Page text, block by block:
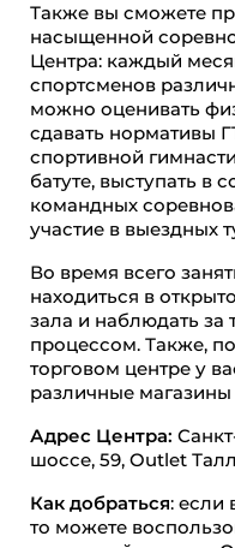
Также вы сможете
насыщенной
Центра: каждый
спортсменов
можно оценивать
сдавать нормативы
спортивной
батуте, выступать в
командных
участие в выездных
Во время всего
находиться в
зала и наблюдать
процессом. Также,
торговом центре у
различные
Адрес Центра:
шоссе, 59, Outlet
Как добраться: если
то можете